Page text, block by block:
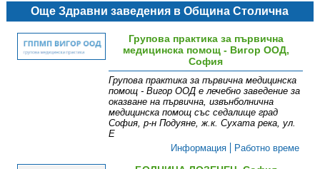
Още Здравни заведения в Община Столична
Групова практика за първична
медицинска помощ - Вигор ООД,
София
Групова практика за първична медицинска
помощ - Вигор ООД е лечебно заведение за
оказване на първична, извънболнична
медицинска помощ със седалище град
София, р-н Подуяне, ж.к. Сухата река, ул.
Е
Информация
Работно време